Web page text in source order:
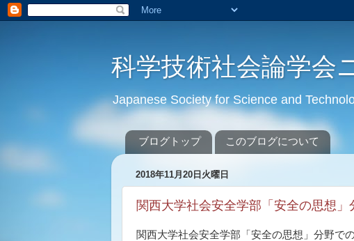
科学技術社会論学会
Japanese Society for Science and
ブログトップ このブログについて
2018年11月20日火曜日
関西大学社会安全学部「安全の思想」
関西大学社会安全学部「安全の思想」分野で